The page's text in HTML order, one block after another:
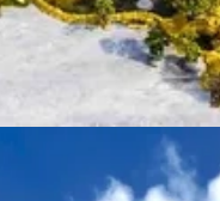
https://